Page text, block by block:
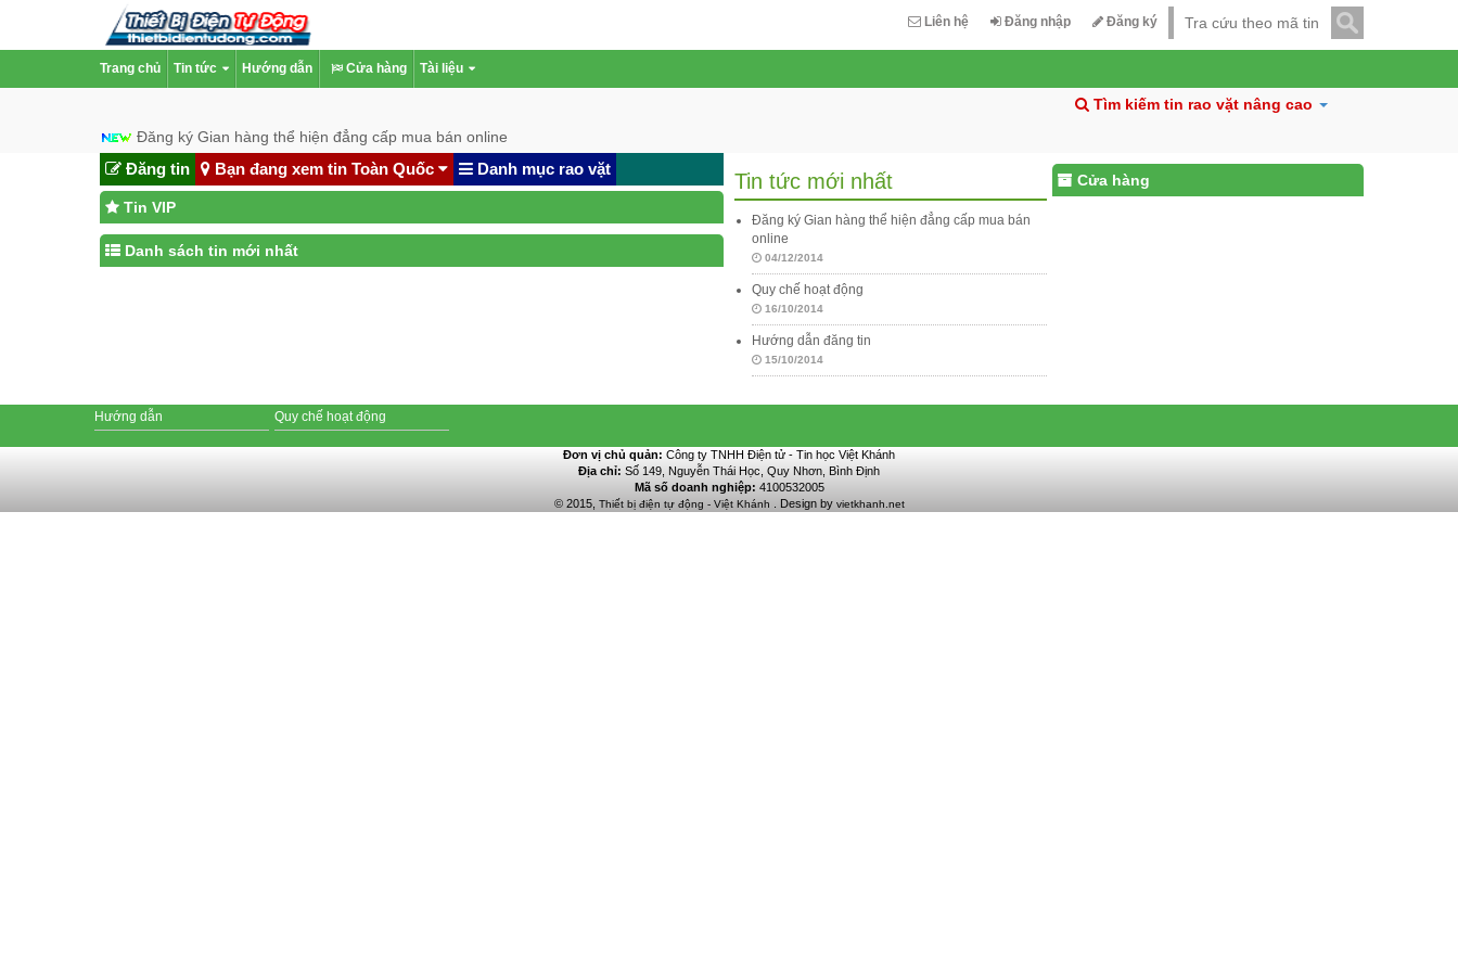
Liên hệ Đăng nhập Đăng ký
Trang chủ Tin tức Hướng dẫn Cửa hàng Tài liệu
Tìm kiếm tin rao vặt nâng cao
Đăng ký Gian hàng thể hiện đẳng cấp mua bán online
Đăng tin Bạn đang xem tin Toàn Quốc Danh mục rao vặt
Tin VIP
Danh sách tin mới nhất
Tin tức mới nhất
Đăng ký Gian hàng thể hiện đẳng cấp mua bán
online
04/12/2014
Quy chế hoạt động
16/10/2014
Hướng dẫn đăng tin
15/10/2014
Cửa hàng
Hướng dẫn Quy chế hoạt động
Đơn vị chủ quản: Công ty TNHH Điện tử - Tin học Việt Khánh
Địa chỉ: Số 149, Nguyễn Thái Học, Quy Nhơn, Bình Định
Mã số doanh nghiệp: 4100532005
© 2015, Thiết bị điện tự động - Việt Khánh . Design by vietkhanh.net